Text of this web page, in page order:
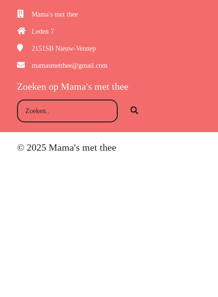
Mama's met thee
Leden 7
2151SB Nieuw-Vennep
mamasmetthee@gmail.com
Zoeken op Mama's met thee
© 2025 Mama's met thee